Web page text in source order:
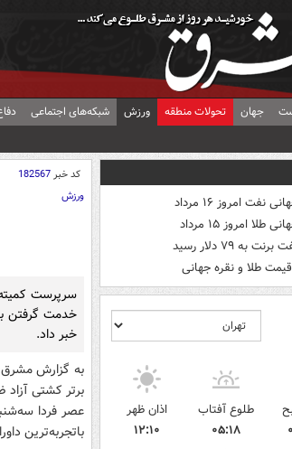
جهان تحولات منطقه ورزش شبکه‌های اجتماعی
نفت امروز ۱۶ مرداد
امروز ۱۵ مرداد
به ۷۹ دلار رسید
طلا و نقره جهانی
طلوع آفتاب
۰۵:۱۸
اذان ظهر
۱۲:۱۰
کد خبر182567
ورزش
سرپرست کمیته
خدمت گرفتن
خبر داد.
به گزارش مشرق،
برتر کشتی
باتجربه‌ترین